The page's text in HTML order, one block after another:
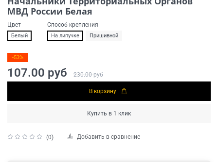
МВД России Белая
(0) Добавить в сравнение
Цвет
Белый
Способ крепления
На липучке Пришивной
-53%
107.00 руб 230.00 руб
В корзину
Купить в 1 клик